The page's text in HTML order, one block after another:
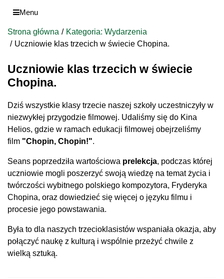
Menu
Strona główna
Kategoria: Wydarzenia
Uczniowie klas trzecich w świecie Chopina.
Uczniowie klas trzecich w świecie
Chopina.
Dziś wszystkie klasy trzecie naszej szkoły uczestniczyły w
niezwykłej przygodzie filmowej. Udaliśmy się do Kina
Helios, gdzie w ramach edukacji filmowej obejrzeliśmy
film "Chopin, Chopin!".
Seans poprzedziła wartościowa prelekcja, podczas której
uczniowie mogli poszerzyć swoją wiedzę na temat życia i
twórczości wybitnego polskiego kompozytora, Fryderyka
Chopina, oraz dowiedzieć się więcej o języku filmu i
procesie jego powstawania.
Była to dla naszych trzecioklasistów wspaniała okazja, aby
połączyć naukę z kulturą i wspólnie przeżyć chwile z
wielką sztuką.